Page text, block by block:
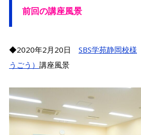
前回の講座風景
◆2020年2月20日 SBS学苑静岡校様
うごう） 講座風景